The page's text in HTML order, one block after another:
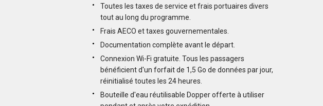
Toutes les taxes de service et frais portuaires divers
tout au long du programme.
Frais AECO et taxes gouvernementales.
Documentation complète avant le départ.
Connexion Wi-Fi gratuite. Tous les passagers
bénéficient d'un forfait de 1,5 Go de données par jour,
réinitialisé toutes les 24 heures.
Bouteille d'eau réutilisable Dopper offerte à utiliser